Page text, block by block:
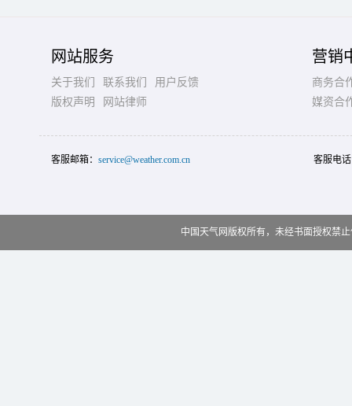
网站服务
关于我们 联系我们
用户反馈
版权声明
网站律师
营销
商务合
媒资合
客服邮箱： service@weather.com.cn 客服电
中国天气网版权所有，未经书面授权